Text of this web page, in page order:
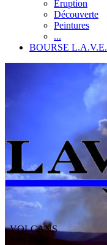
Eruption
Découverte
Peintures
...
BOURSE L.A.V.E.
VOLCANS